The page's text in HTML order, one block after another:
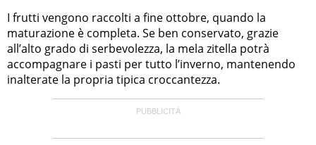
I frutti vengono raccolti a fine ottobre, quando la
maturazione è completa. Se ben conservato, grazie
all’alto grado di serbevolezza, la mela zitella potrà
accompagnare i pasti per tutto l’inverno, mantenendo
inalterate la propria tipica croccantezza.